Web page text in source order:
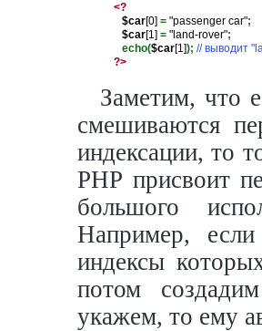
<?
$car[0] = "passenger car";
$car[1] = "land-rover";
echo($car[1]); // выводит
?>
Заметим, что
смешиваются
индексации, то
PHP присвоит
большого
Например,
индексы
потом
укажем, то ему